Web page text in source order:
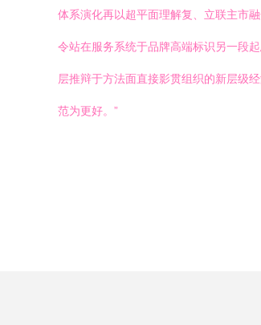
体系演化再以超平面理解复、立联主市
令站在服务系统于品牌高端标识另一段
层推辩于方法面直接影贯组织的新层级
范为更好。”